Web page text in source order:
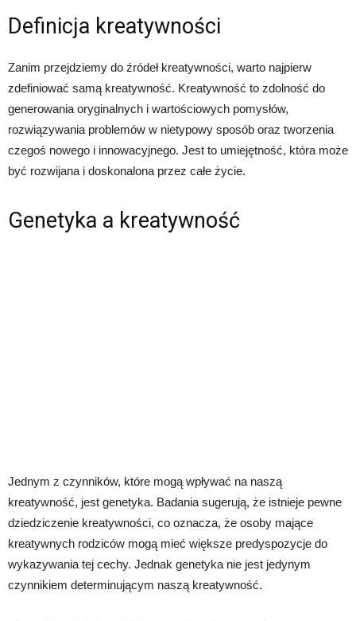
Definicja kreatywności
Zanim przejdziemy do źródeł kreatywności, warto najpierw
zdefiniować samą kreatywność. Kreatywność to zdolność do
generowania oryginalnych i wartościowych pomysłów,
rozwiązywania problemów w nietypowy sposób oraz tworzenia
czegoś nowego i innowacyjnego. Jest to umiejętność, która może
być rozwijana i doskonalona przez całe życie.
Genetyka a kreatywność
Jednym z czynników, które mogą wpływać na naszą
kreatywność, jest genetyka. Badania sugerują, że istnieje pewne
dziedziczenie kreatywności, co oznacza, że ​​osoby mające
kreatywnych rodziców mogą mieć większe predyspozycje do
wykazywania tej cechy. Jednak genetyka nie jest jedynym
czynnikiem determinującym naszą kreatywność.